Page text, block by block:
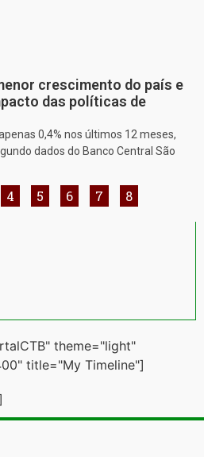
crescimento do país e
das políticas de
0,4% nos últimos 12 meses,
dados do Banco Central São
4 5 6 7 8
theme="light"
title="My Timeline"]